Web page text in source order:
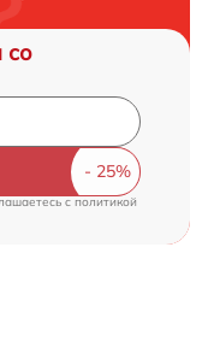
со
cполитикой